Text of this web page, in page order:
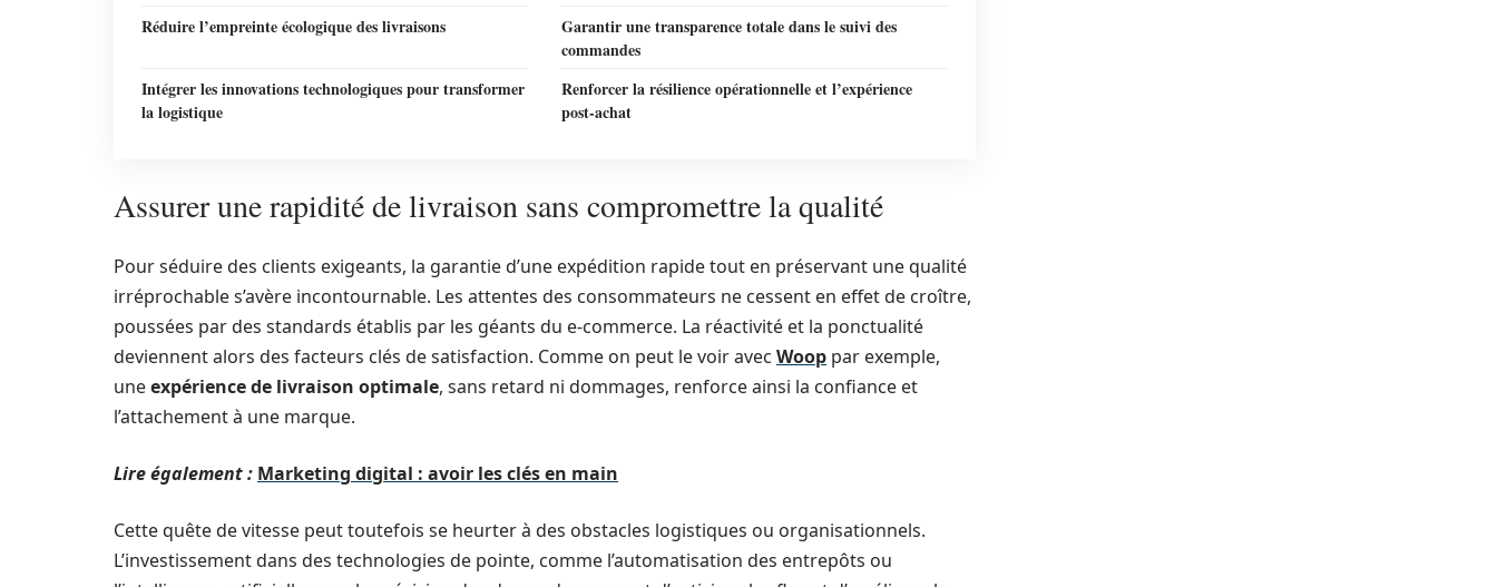
Réduire l’empreinte écologique des livraisons
Garantir une transparence totale dans le suivi des
commandes
Intégrer les innovations technologiques pour transformer
la logistique
Renforcer la résilience opérationnelle et l’expérience
post-achat
Assurer une rapidité de livraison sans compromettre la qualité
Pour séduire des clients exigeants, la garantie d’une expédition rapide tout en préservant une qualité
irréprochable s’avère incontournable. Les attentes des consommateurs ne cessent en effet de croître,
poussées par des standards établis par les géants du e-commerce. La réactivité et la ponctualité
deviennent alors des facteurs clés de satisfaction. Comme on peut le voir avec Woop par exemple,
uneexpérience de livraison optimale, sans retard ni dommages, renforce ainsi la confiance et
l’attachement à une marque.
Lire également : Marketing digital : avoir les clés en main
Cette quête de vitesse peut toutefois se heurter à des obstacles logistiques ou organisationnels.
L’investissement dans des technologies de pointe, comme l’automatisation des entrepôts ou